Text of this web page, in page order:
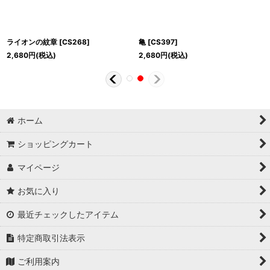
ライオンの紋章 [CS268]
2,680円(税込)
亀 [CS397]
2,680円(税込)
ホーム
ショッピングカート
マイページ
お気に入り
最近チェックしたアイテム
特定商取引法表示
ご利用案内